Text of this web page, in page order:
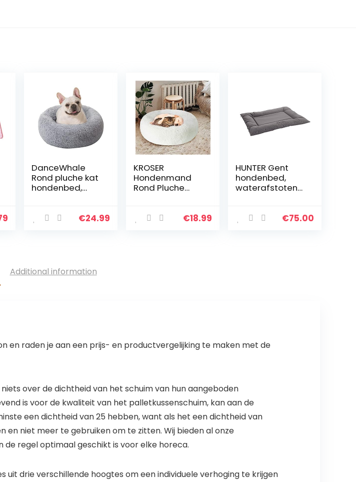
DanceWhale
Rond pluche kat
hondenbed,
knuffelbed,
puppykussen
mat voor warm
€24.99
KROSER
Hondenmand
Rond Pluche
Puppybed Mooi
€18.99
HUNTER Gent
hondenbed,
waterafstotend,
100 x 70 cm, grijs
€75.00
Additional information
en raden je aan een prijs- en productvergelijking te maken met de
over de dichtheid van het schuim van hun aangeboden
is voor de kwaliteit van het palletkussenschuim, kan aan de
een dichtheid van 25 hebben, want als het een dichtheid van
en niet meer te gebruiken om te zitten. Wij bieden al onze
de regel optimaal geschikt is voor elke horeca.
uit drie verschillende hoogtes om een individuele verhoging te krijgen